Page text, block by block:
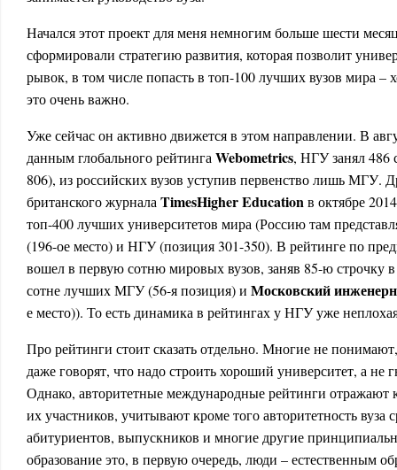
Начался этот проект для меня немногим больше шести
сформировали стратегию развития, которая позволит
рывок, в том числе попасть в топ-100 лучших вузов мира –
это очень важно.
Уже сейчас он активно движется в этом направлении. В
данным глобального рейтинга Webometrics, НГУ занял 486
806), из российских вузов уступив первенство лишь МГУ.
британского журнала TimesHigherEducationв октябре
топ-400 лучших университетов мира (Россию там
(196-ое место) и НГУ (позиция 301-350). В рейтинге по
вошел в первую сотню мировых вузов, заняв 85-ю строчку
сотне лучших МГУ (56-я позиция) и Московский
е место)). То есть динамика в рейтингах у НГУ уже
Про рейтинги стоит сказать отдельно. Многие не
даже говорят, что надо строить хороший университет, а не
Однако, авторитетные международные рейтинги отражают
их участников, учитывают кроме того авторитетность вуза
абитуриентов, выпускников и многие другие
образование это, в первую очередь, люди – естественным